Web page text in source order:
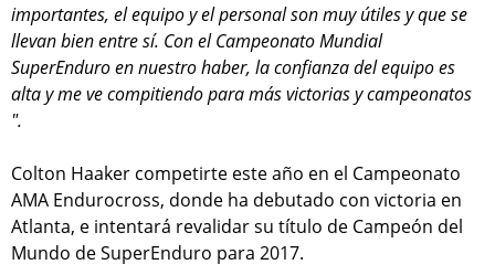
importantes, el equipo y el personal son muy útiles y que se
llevan bien entre sí. Con el Campeonato Mundial
SuperEnduro en nuestro haber, la confianza del equipo es
alta y me ve compitiendo para más victorias y campeonatos
".
Colton Haaker competirte este año en el Campeonato
AMA Endurocross, donde ha debutado con victoria en
Atlanta, e intentará revalidar su título de Campeón del
Mundo de SuperEnduro para 2017.